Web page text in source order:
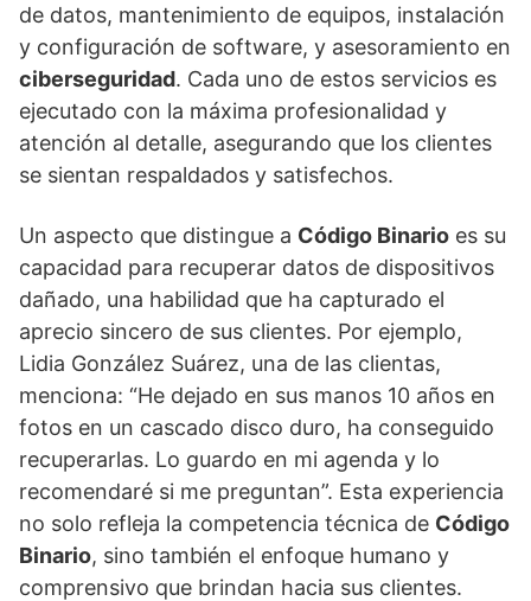
de datos, mantenimiento de equipos, instalación
y configuración de software, y asesoramiento en
ciberseguridad. Cada uno de estos servicios es
ejecutado con la máxima profesionalidad y
atención al detalle, asegurando que los clientes
se sientan respaldados y satisfechos.
Un aspecto que distingue a Código Binario es su
capacidad para recuperar datos de dispositivos
dañado, una habilidad que ha capturado el
aprecio sincero de sus clientes. Por ejemplo,
Lidia González Suárez, una de las clientas,
menciona: “He dejado en sus manos 10 años en
fotos en un cascado disco duro, ha conseguido
recuperarlas. Lo guardo en mi agenda y lo
recomendaré si me preguntan”. Esta experiencia
no solo refleja la competencia técnica de Código
Binario, sino también el enfoque humano y
comprensivo que brindan hacia sus clientes.